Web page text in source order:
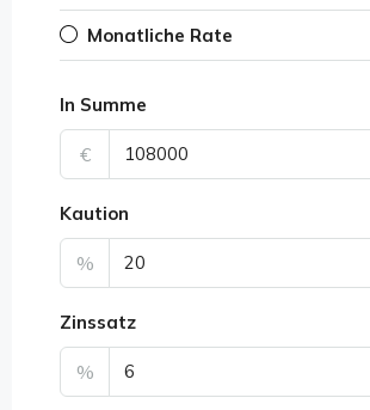
Monatliche Rate
In Summe
€
Kaution
%
Zinssatz
%